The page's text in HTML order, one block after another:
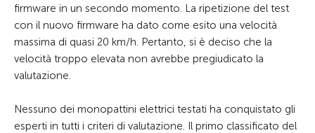
firmware in un secondo momento. La ripetizione del test
con il nuovo firmware ha dato come esito una velocità
massima di quasi 20 km/h. Pertanto, si è deciso che la
velocità troppo elevata non avrebbe pregiudicato la
valutazione.
Nessuno dei monopattini elettrici testati ha conquistato gli
esperti in tutti i criteri di valutazione. Il primo classificato del